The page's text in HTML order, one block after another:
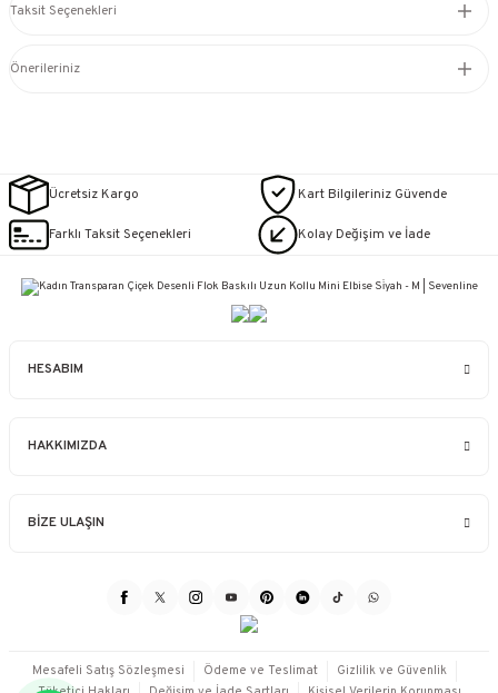
Taksit Seçenekleri
Önerileriniz
Ücretsiz Kargo Kart Bilgileriniz Güvende
Farklı Taksit Seçenekleri Kolay Değişim ve İade
HESABIM
HAKKIMIZDA
BİZE ULAŞIN
Mesafeli Satış Sözleşmesi Ödeme ve Teslimat
Gizlilik ve Güvenlik